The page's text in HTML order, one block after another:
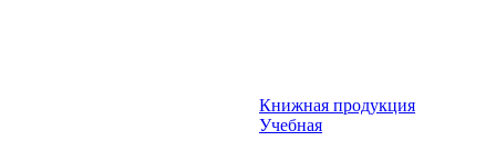
Книжная продукция
Учебная